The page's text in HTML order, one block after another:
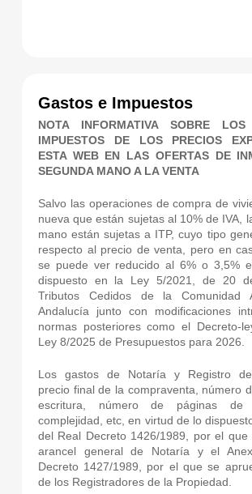
Gastos e Impuestos
NOTA INFORMATIVA SOBRE
IMPUESTOS DE LOS PRECIOS
ESTA WEB EN LAS OFERTAS DE
SEGUNDA MANO A LA VENTA
Salvo las operaciones de compra de
nueva que están sujetas al 10% de IVA,
mano están sujetas a ITP, cuyo tipo
respecto al precio de venta, pero en
se puede ver reducido al 6% o 3,5%
dispuesto en la Ley 5/2021, de 20
Tributos Cedidos de la Comunidad
Andalucía junto con modificaciones
normas posteriores como el Decreto-
Ley 8/2025 de Presupuestos para 2026.
Los gastos de Notaría y Registro
precio final de la compraventa, número
escritura, número de páginas de
complejidad, etc, en virtud de lo
del Real Decreto 1426/1989, por el
arancel general de Notaría y el
Decreto 1427/1989, por el que se
de los Registradores de la Propiedad.